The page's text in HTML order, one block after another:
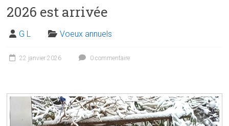
2026 est arrivée
G L Voeux annuels
22 janvier 2026 0 commentaire